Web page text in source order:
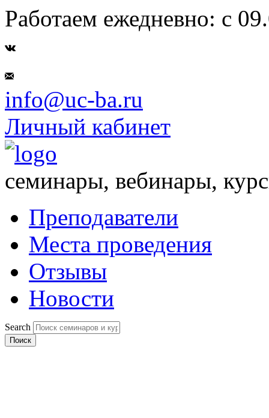
Работаем ежедневно: с
info@uc-ba.ru
Личный кабинет
семинары, вебинары,
Преподаватели
Места проведения
Отзывы
Новости
Search
Поиск